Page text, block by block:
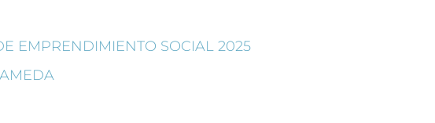
EMPRENDIMIENTO SOCIAL 2025